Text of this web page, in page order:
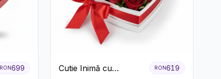
RON699
Cutie Inimă cu
RON619